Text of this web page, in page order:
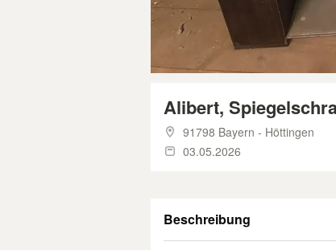
Alibert,
91798 Bayern - Höttingen
03.05.2026
Beschreibung